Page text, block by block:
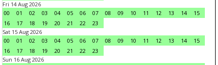
Fri 14 Aug 2026
00
01 02 03 04 05 06 07 08 09 10 11 12 13 14
15
16
17 18 19 20 21 22
23
Sat 15 Aug 2026
00
01 02 03 04 05 06 07 08 09 10 11 12 13 14
15
16
17 18 19 20 21 22
23
Sun 16 Aug 2026